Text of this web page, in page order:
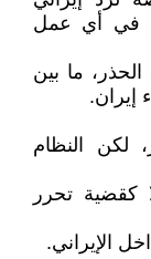
في أي عمل
ما بين
إيران.
لكن النظام
تحرر